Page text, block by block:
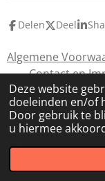
Deze website
doeleinden en/of
Door gebruik te
u hiermee
Delen Deel
Algemene
Contact en
© 2020
Powered byJouwWeb